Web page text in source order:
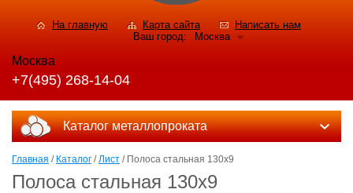
На главную Карта сайта
Написать нам
Ваш город:
Москва
Москва
+7(495) 268-14-04
Каталог металлопроката
Главная / Каталог /Лист / Полоса стальная 130x9
Полоса стальная 130x9